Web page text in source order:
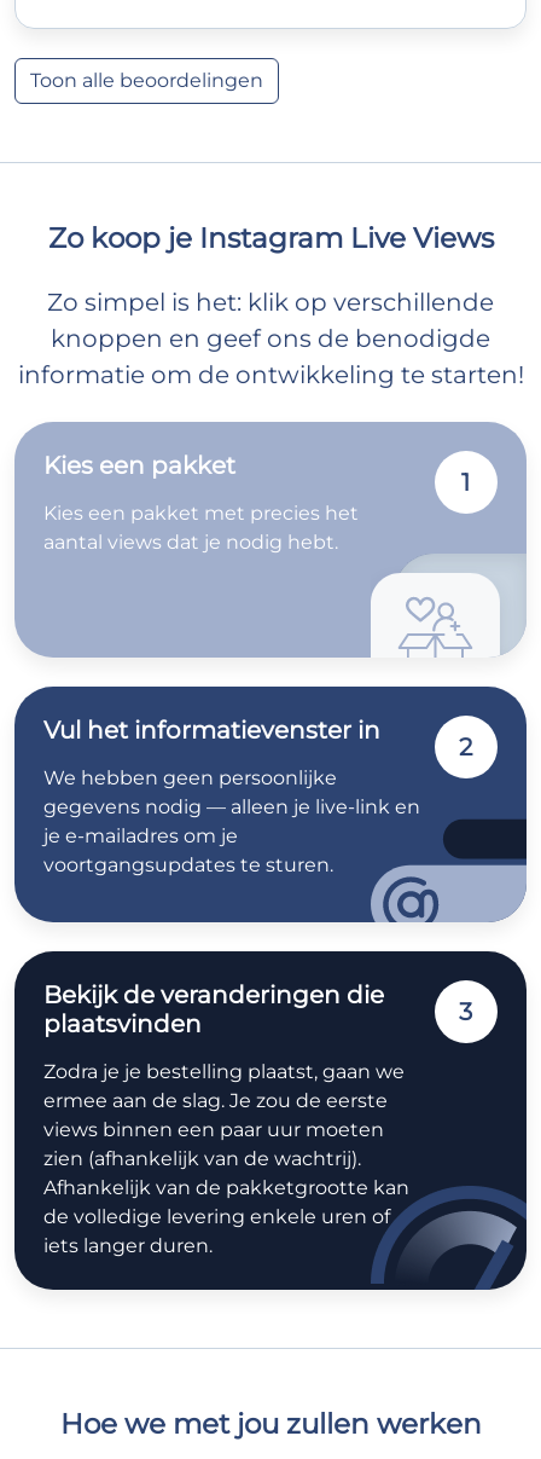
Toon alle beoordelingen
Zo koop je Instagram Live Views
Zo simpel is het: klik op verschillende
knoppen en geef ons de benodigde
informatie om de ontwikkeling te starten!
Kies een pakket
Kies een pakket met precies het
aantal views dat je nodig hebt.
1
Vul het informatievenster in
We hebben geen persoonlijke
gegevens nodig — alleen je live-link en
je e-mailadres om je
voortgangsupdates te sturen.
2
Bekijk de veranderingen die
plaatsvinden
Zodra je je bestelling plaatst, gaan we
ermee aan de slag. Je zou de eerste
views binnen een paar uur moeten
zien (afhankelijk van de wachtrij).
Afhankelijk van de pakketgrootte kan
de volledige levering enkele uren of
iets langer duren.
3
Hoe we met jou zullen werken